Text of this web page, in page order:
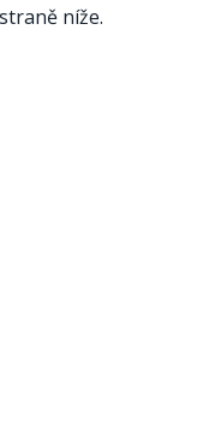
níže.